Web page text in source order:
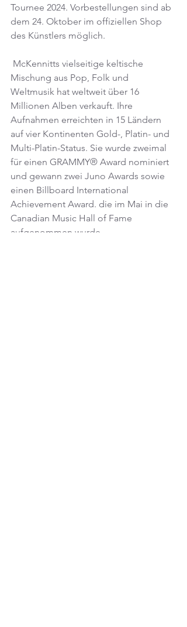
Tournee 2024. Vorbestellungen sind ab
dem 24. Oktober im offiziellen Shop
des Künstlers möglich.
Mischung aus Pop, Folk und
Weltmusik hat weltweit über 16
Millionen Alben verkauft. Ihre
Aufnahmen erreichten in 15 Ländern
auf vier Kontinenten Gold-, Platin- und
Multi-Platin-Status. Sie wurde zweimal
für einen GRAMMY® Award nominiert
und gewann zwei Juno Awards sowie
einen Billboard International
Achievement Award. die im Mai in die
Canadian Music Hall of Fame
aufgenommen wurde.